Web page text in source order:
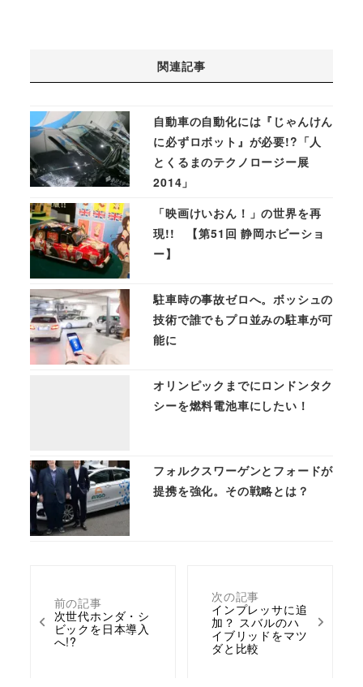
前の記事
次世代ホンダ・シ
ビックを日本導入
へ!?
次の記事
インプレッサに追
加？ スバルのハ
イブリッドをマツ
ダと比較
関連記事
自動車の自動化には『じゃんけん
に必ずロボット』が必要!?「人
とくるまのテクノロージー展
2014」
「映画けいおん！」の世界を再
現!! 【第51回 静岡ホビーショ
ー】
駐車時の事故ゼロへ。ボッシュの
技術で誰でもプロ並みの駐車が可
能に
オリンピックまでにロンドンタク
シーを燃料電池車にしたい！
フォルクスワーゲンとフォードが
提携を強化。その戦略とは？